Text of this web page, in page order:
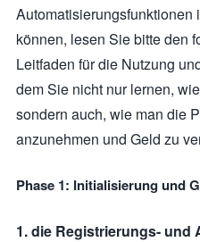
Automatisierungsfunktionen
können, lesen Sie bitte den
Leitfaden für die Nutzung
dem Sie nicht nur lernen,
sondern auch, wie man die
anzunehmen und Geld zu
Phase 1: Initialisierung und
1. die Registrierungs- und